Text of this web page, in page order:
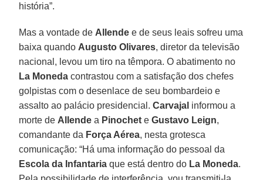
história”.
Mas a vontade de Allende e de seus leais sofreu uma
baixa quando Augusto Olivares, diretor da televisão
nacional, levou um tiro na têmpora. O abatimento no
La Moneda contrastou com a satisfação dos chefes
golpistas com o desenlace de seu bombardeio e
assalto ao palácio presidencial.Carvajal informou a
morte de Allende a Pinochet eGustavo Leign,
comandante da Força Aérea, nesta grotesca
comunicação: “Há uma informação do pessoal da
Escola da Infantaria que está dentro do La Moneda.